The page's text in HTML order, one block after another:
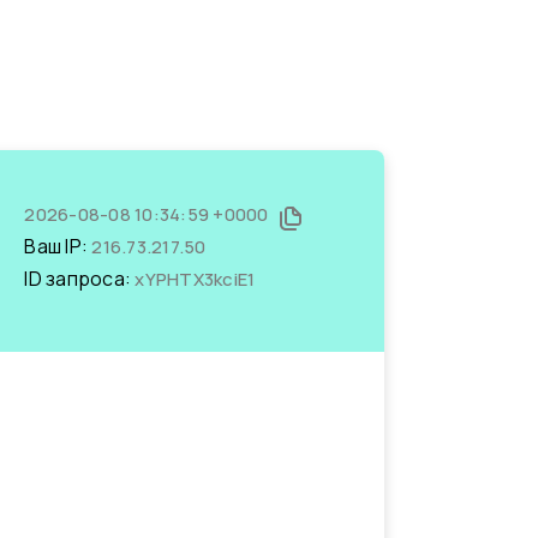
2026-08-08 10:34:59 +0000
Ваш IP:216.73.217.50
ID запроса:xYPHTX3kciE1